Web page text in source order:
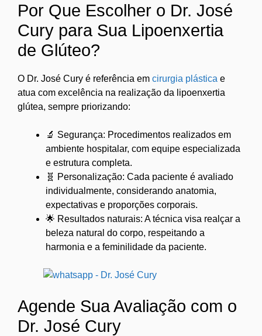
Por Que Escolher o Dr. José
Cury para Sua Lipoenxertia
de Glúteo?
O Dr. José Cury é referência em cirurgia plástica e
atua com excelência na realização da lipoenxertia
glútea, sempre priorizando:
🔬 Segurança: Procedimentos realizados em
ambiente hospitalar, com equipe especializada
e estrutura completa.
🧬 Personalização: Cada paciente é avaliado
individualmente, considerando anatomia,
expectativas e proporções corporais.
🌟 Resultados naturais: A técnica visa realçar a
beleza natural do corpo, respeitando a
harmonia e a feminilidade da paciente.
Agende Sua Avaliação com o
Dr. José Cury